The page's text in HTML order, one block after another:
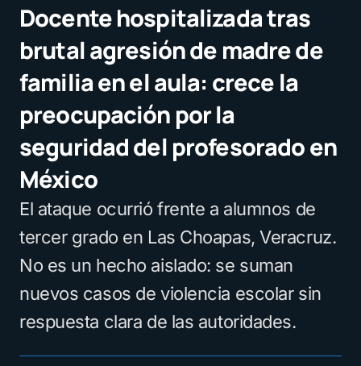
Docente hospitalizada tras
brutal agresión de madre de
familia en el aula: crece la
preocupación por la
seguridad del profesorado en
México
El ataque ocurrió frente a alumnos de
tercer grado en Las Choapas, Veracruz.
No es un hecho aislado: se suman
nuevos casos de violencia escolar sin
respuesta clara de las autoridades.